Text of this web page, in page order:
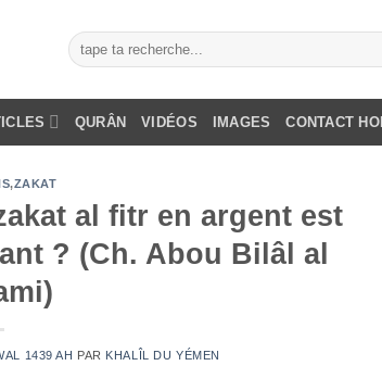
QURÂN VIDÉOS IMAGES CONTACT
,ZAKAT
al fitr en argent est
? (Ch. Abou Bilâl al
1439 AH PAR KHALÎL DU YÉMEN